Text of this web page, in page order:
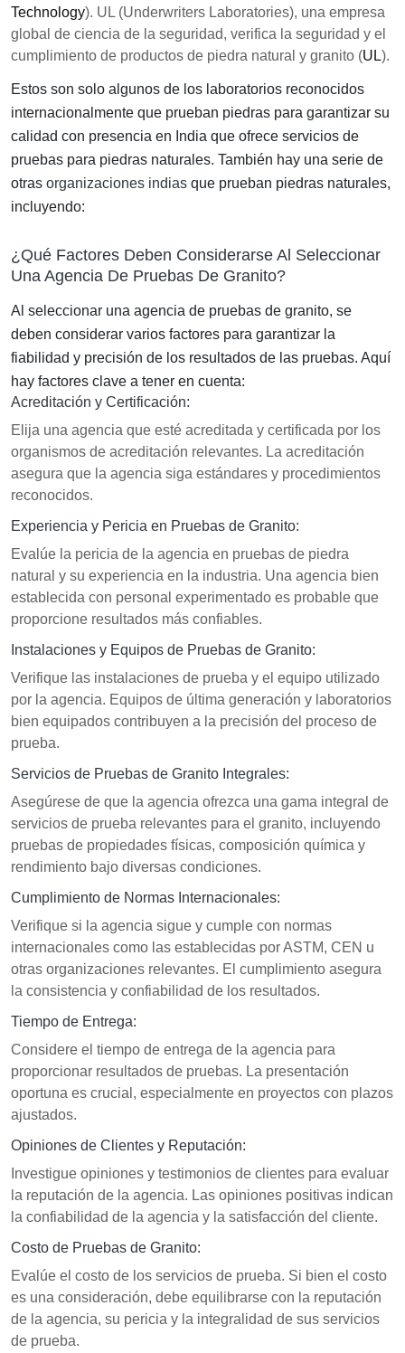
Technology). UL (Underwriters Laboratories), una empresa
global de ciencia de la seguridad, verifica la seguridad y el
cumplimiento de productos de piedra natural y granito (UL).
Estos son solo algunos de los laboratorios reconocidos
internacionalmente que prueban piedras para garantizar su
calidad con presencia en India que ofrece servicios de
pruebas para piedras naturales. También hay una serie de
otras organizaciones indias que prueban piedras naturales,
incluyendo:
¿Qué Factores Deben Considerarse Al Seleccionar
Una Agencia De Pruebas De Granito?
Al seleccionar una agencia de pruebas de granito, se
deben considerar varios factores para garantizar la
fiabilidad y precisión de los resultados de las pruebas. Aquí
hay factores clave a tener en cuenta:
Acreditación y Certificación:
Elija una agencia que esté acreditada y certificada por los
organismos de acreditación relevantes. La acreditación
asegura que la agencia siga estándares y procedimientos
reconocidos.
Experiencia y Pericia en Pruebas de Granito:
Evalúe la pericia de la agencia en pruebas de piedra
natural y su experiencia en la industria. Una agencia bien
establecida con personal experimentado es probable que
proporcione resultados más confiables.
Instalaciones y Equipos de Pruebas de Granito:
Verifique las instalaciones de prueba y el equipo utilizado
por la agencia. Equipos de última generación y laboratorios
bien equipados contribuyen a la precisión del proceso de
prueba.
Servicios de Pruebas de Granito Integrales:
Asegúrese de que la agencia ofrezca una gama integral de
servicios de prueba relevantes para el granito, incluyendo
pruebas de propiedades físicas, composición química y
rendimiento bajo diversas condiciones.
Cumplimiento de Normas Internacionales:
Verifique si la agencia sigue y cumple con normas
internacionales como las establecidas por ASTM, CEN u
otras organizaciones relevantes. El cumplimiento asegura
la consistencia y confiabilidad de los resultados.
Tiempo de Entrega:
Considere el tiempo de entrega de la agencia para
proporcionar resultados de pruebas. La presentación
oportuna es crucial, especialmente en proyectos con plazos
ajustados.
Opiniones de Clientes y Reputación:
Investigue opiniones y testimonios de clientes para evaluar
la reputación de la agencia. Las opiniones positivas indican
la confiabilidad de la agencia y la satisfacción del cliente.
Costo de Pruebas de Granito:
Evalúe el costo de los servicios de prueba. Si bien el costo
es una consideración, debe equilibrarse con la reputación
de la agencia, su pericia y la integralidad de sus servicios
de prueba.